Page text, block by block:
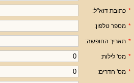
* כתובת דוא"ל:
* מספר טלפון:
* תאריך החופשה:
* מס' לילות:
* מס' חדרים: